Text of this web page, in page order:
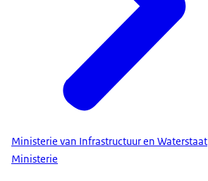
Ministerie van Infrastructuur en Waterstaat
Ministerie